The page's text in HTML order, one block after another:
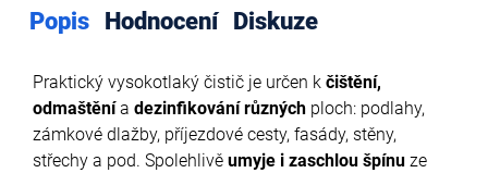
Popis Hodnocení Diskuze
Praktický vysokotlaký čistič je určen k čištění,
odmaštěnía dezinfikování různých ploch: podlahy,
zámkové dlažby, příjezdové cesty, fasády, stěny,
střechy a pod. Spolehlivě umyje i zaschlou špínu ze